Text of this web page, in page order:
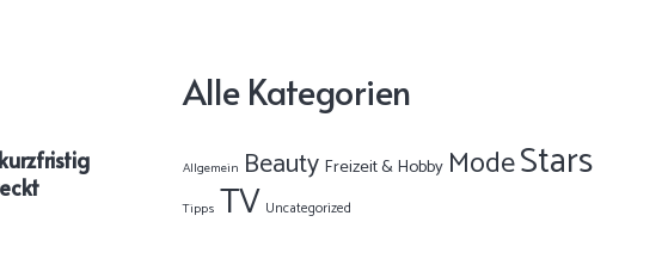
Alle Kategorien
Allgemein Beauty Freizeit & Hobby ModeStars
Tipps TV Uncategorized